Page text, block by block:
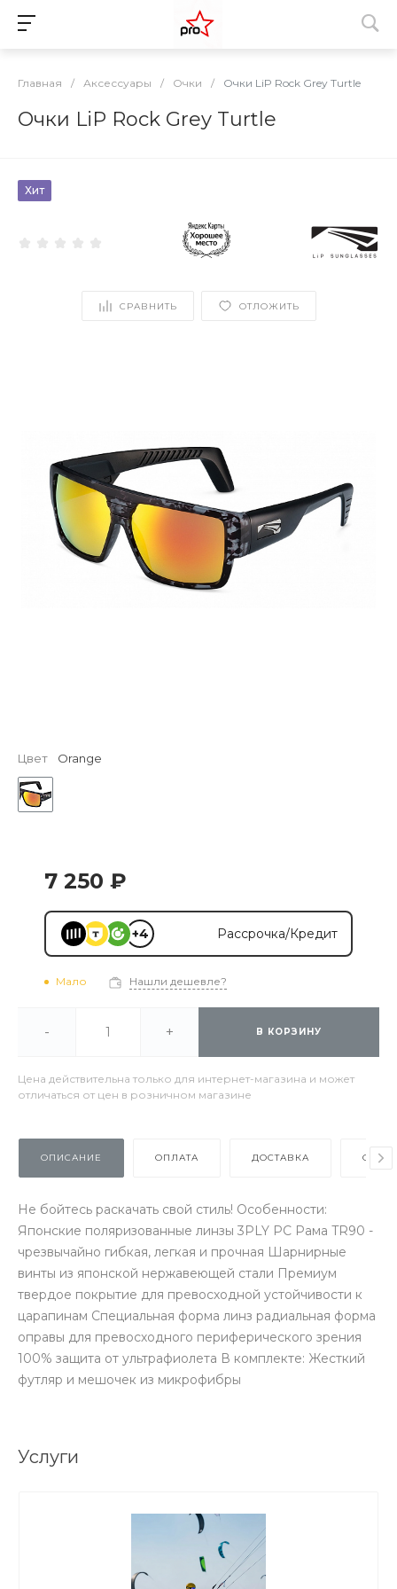
Главная / Аксессуары / Очки / Очки LiP Rock Grey Turtle
Очки LiP Rock Grey Turtle
Хит
СРАВНИТЬ ОТЛОЖИТЬ
Цвет Orange
7 250 ₽
+4 Рассрочка/Кредит
Мало Нашли дешевле?
- + В КОРЗИНУ
Цена действительна только для интернет-магазина и может
отличаться от цен в розничном магазине
ОПИСАНИЕ ОПЛАТА ДОСТАВКА
Не бойтесь раскачать свой стиль! Особенности:
Японские поляризованные линзы 3PLY PC Рама TR90 -
чрезвычайно гибкая, легкая и прочная Шарнирные
винты из японской нержавеющей стали Премиум
твердое покрытие для превосходной устойчивости к
царапинам Специальная форма линз радиальная форма
оправы для превосходного периферического зрения
100% защита от ультрафиолета В комплекте: Жесткий
футляр и мешочек из микрофибры
Услуги